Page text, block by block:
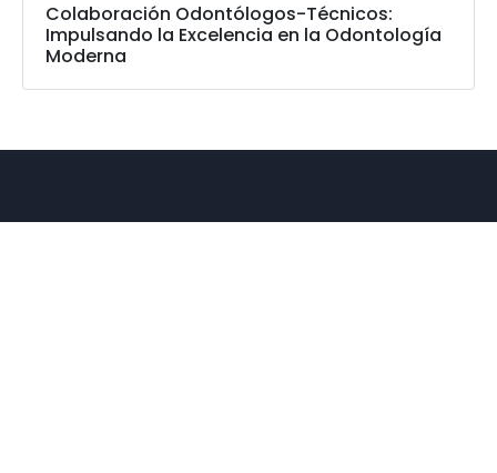
Colaboración Odontólogos-Técnicos:
Impulsando la Excelencia en la Odontología
Moderna